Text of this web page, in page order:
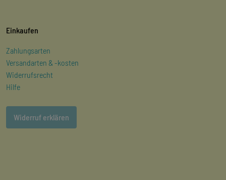
Einkaufen
Zahlungsarten
Versandarten & -kosten
Widerrufsrecht
Hilfe
Widerruf erklären